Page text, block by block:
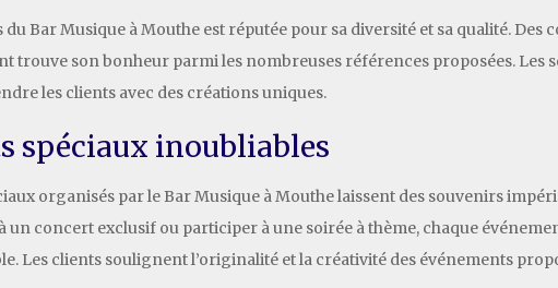
du Bar Musique à Mouthe est réputée pour sa diversité et sa qualité.
trouve son bonheur parmi les nombreuses références proposées. Les
les clients avec des créations uniques.
spéciaux inoubliables
organisés par le Bar Musique à Mouthe laissent des souvenirs
un concert exclusif ou participer à une soirée à thème, chaque
Les clients soulignent l’originalité et la créativité des événements